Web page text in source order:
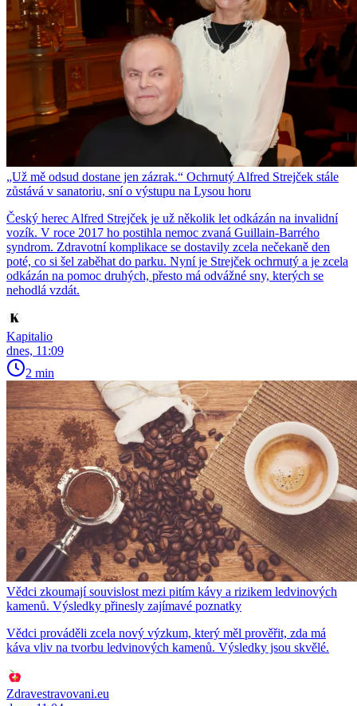
„Už mě odsud dostane jen zázrak.“ Ochrnutý Alfred Strejček stále
zůstává v sanatoriu, sní o výstupu na Lysou horu
Český herec Alfred Strejček je už několik let odkázán na invalidní
vozík. V roce 2017 ho postihla nemoc zvaná Guillain-Barrého
syndrom. Zdravotní komplikace se dostavily zcela nečekaně den
poté, co si šel zaběhat do parku. Nyní je Strejček ochrnutý a je zcela
odkázán na pomoc druhých, přesto má odvážné sny, kterých se
nehodlá vzdát.
Kapitalio
dnes, 11:09
2 min
Vědci zkoumají souvislost mezi pitím kávy a rizikem ledvinových
kamenů. Výsledky přinesly zajímavé poznatky
Vědci prováděli zcela nový výzkum, který měl prověřit, zda má
káva vliv na tvorbu ledvinových kamenů. Výsledky jsou skvělé.
Zdravestravovani.eu